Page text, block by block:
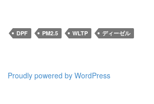
DPF PM2.5 WLTP ディーゼル
Proudly powered by WordPress